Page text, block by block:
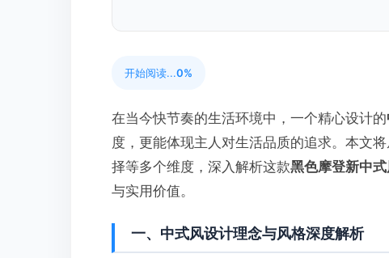
开始阅读...0%
在当今快节奏的生活环境中，一个精心设计的
度，更能体现主人对生活品质的追求。本文
择等多个维度，深入解析这款黑色摩登新中
与实用价值。
一、中式风设计理念与风格深度解析